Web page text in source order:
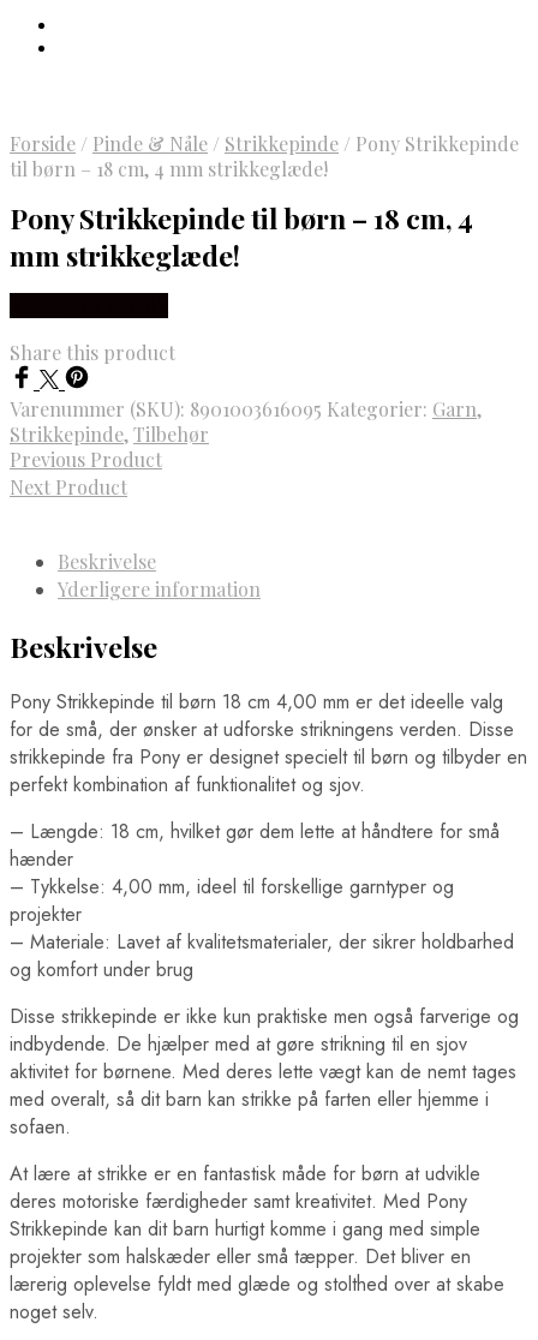
Forside / Pinde & Nåle / Strikkepinde / Pony Strikkepinde
til børn – 18 cm, 4 mm strikkeglæde!
Pony Strikkepinde til børn – 18 cm, 4
mm strikkeglæde!
Share this product
Varenummer (SKU): 8901003616095 Kategorier: Garn,
Strikkepinde,Tilbehør
Previous Product
Next Product
Beskrivelse
Yderligere information
Beskrivelse
Pony Strikkepinde til børn 18 cm 4,00 mm er det ideelle valg
for de små, der ønsker at udforske strikningens verden. Disse
strikkepinde fra Pony er designet specielt til børn og tilbyder en
perfekt kombination af funktionalitet og sjov.
– Længde: 18 cm, hvilket gør dem lette at håndtere for små
hænder
– Tykkelse: 4,00 mm, ideel til forskellige garntyper og
projekter
– Materiale: Lavet af kvalitetsmaterialer, der sikrer holdbarhed
og komfort under brug
Disse strikkepinde er ikke kun praktiske men også farverige og
indbydende. De hjælper med at gøre strikning til en sjov
aktivitet for børnene. Med deres lette vægt kan de nemt tages
med overalt, så dit barn kan strikke på farten eller hjemme i
sofaen.
At lære at strikke er en fantastisk måde for børn at udvikle
deres motoriske færdigheder samt kreativitet. Med Pony
Strikkepinde kan dit barn hurtigt komme i gang med simple
projekter som halskæder eller små tæpper. Det bliver en
lærerig oplevelse fyldt med glæde og stolthed over at skabe
noget selv.